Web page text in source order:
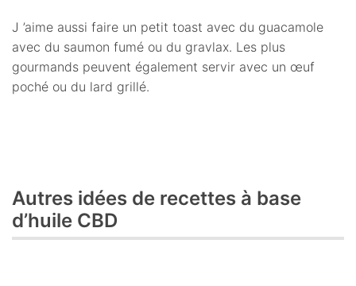
J ’aime aussi faire un petit toast avec du guacamole
avec du saumon fumé ou du gravlax. Les plus
gourmands peuvent également servir avec un œuf
poché ou du lard grillé.
Autres idées de recettes à base
d’huile CBD